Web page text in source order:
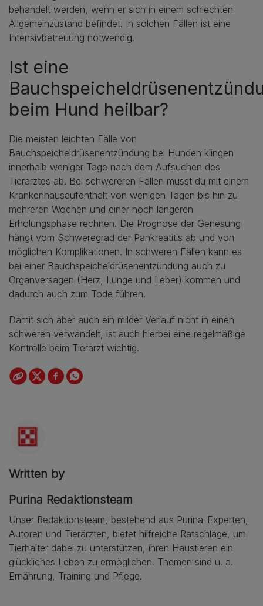
behandelt werden, wenn er sich in einem schlechten
Allgemeinzustand befindet. In solchen Fällen ist eine
Intensivbetreuung notwendig.
Ist eine
beim Hund heilbar?
Die meisten leichten Fälle von
Bauchspeicheldrüsenentzündung bei Hunden klingen
innerhalb weniger Tage nach dem Aufsuchen des
Tierarztes ab. Bei schwereren Fällen musst du mit einem
Krankenhausaufenthalt von wenigen Tagen bis hin zu
mehreren Wochen und einer noch längeren
Erholungsphase rechnen. Die Prognose der Genesung
hängt vom Schweregrad der Pankreatitis ab und von
möglichen Komplikationen. In schweren Fällen kann es
bei einer Bauchspeicheldrüsenentzündung auch zu
Organversagen (Herz, Lunge und Leber) kommen und
dadurch auch zum Tode führen.
Damit sich aber auch ein milder Verlauf nicht in einen
schweren verwandelt, ist auch hierbei eine regelmäßige
Kontrolle beim Tierarzt wichtig.
Written by
Purina Redaktionsteam
Unser Redaktionsteam, bestehend aus Purina-Experten,
Autoren und Tierärzten, bietet hilfreiche Ratschläge, um
Tierhalter dabei zu unterstützen, ihren Haustieren ein
glückliches Leben zu ermöglichen. Themen sind u. a.
Ernährung, Training und Pflege.